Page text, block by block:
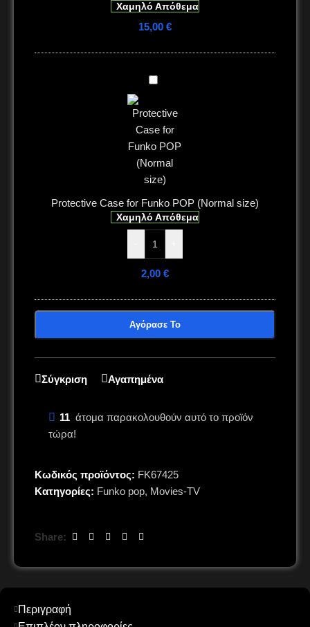
Χαμηλό Απόθεμα
15,00 €
Protective
for
Funko
POP
(Normal
size)
Protective Case for Funko POP (Normal size)
Χαμηλό Απόθεμα
2,00 €
Αγόρασε Το
Σύγκριση Αγαπημένα
11 άτομα παρακολουθούν αυτό το προϊόν
τώρα!
Κωδικός προϊόντος: FK67425
Κατηγορίες: Funko pop, Movies-TV
Share:
Περιγραφή